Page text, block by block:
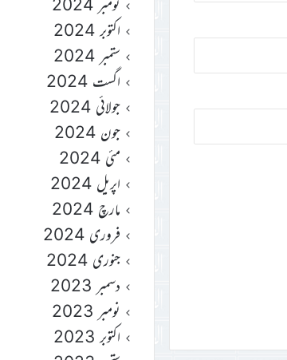
نومبر 2024
اکتوبر 2024
ستمبر 2024
اگست 2024
جولائی 2024
جون 2024
مئی 2024
اپریل 2024
مارچ 2024
فروری 2024
جنوری 2024
دسمبر 2023
نومبر 2023
اکتوبر 2023